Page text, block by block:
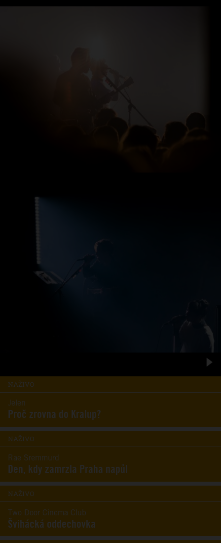
NAŽIVO
Jelen
Proč zrovna do Kralup?
NAŽIVO
Rae Sremmurd
Den, kdy zamrzla Praha napůl
NAŽIVO
Two Door Cinema Club
Švihácká oddechovka